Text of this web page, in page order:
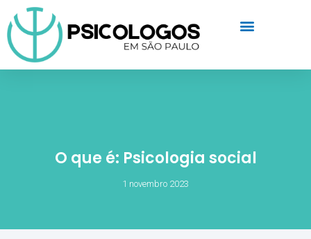
O que é: Psicologia social
1 novembro 2023